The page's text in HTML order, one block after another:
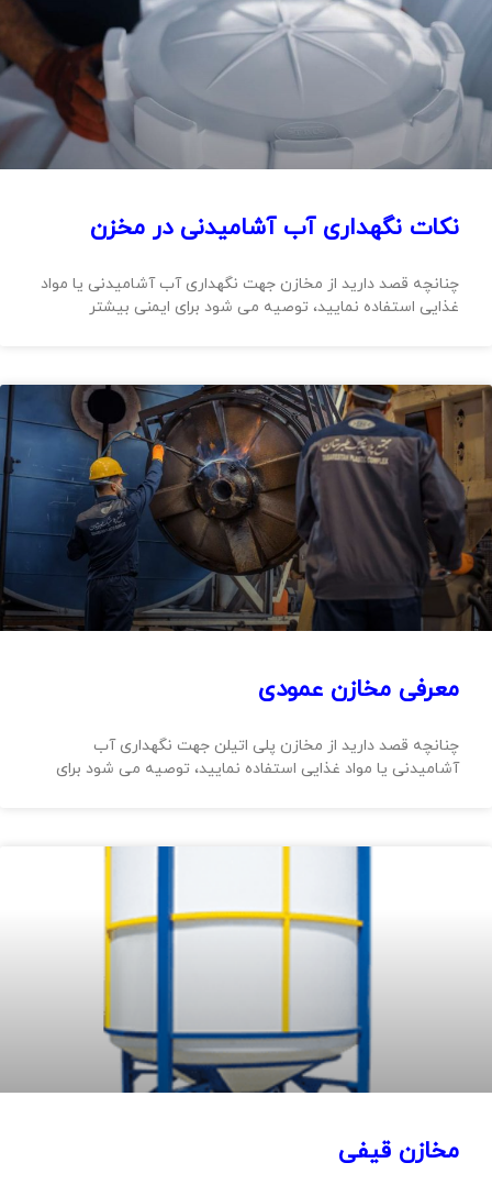
نکات نگهداری آب آشامیدنی در مخزن
چنانچه قصد دارید از مخازن جهت نگهداری آب آشامیدنی یا مواد
غذایی استفاده نمایید، توصیه می شود برای ایمنی بیشتر
معرفی مخازن عمودی
چنانچه قصد دارید از مخازن پلی اتیلن جهت نگهداری آب
آشامیدنی یا مواد غذایی استفاده نمایید، توصیه می شود برای
مخازن قیفی